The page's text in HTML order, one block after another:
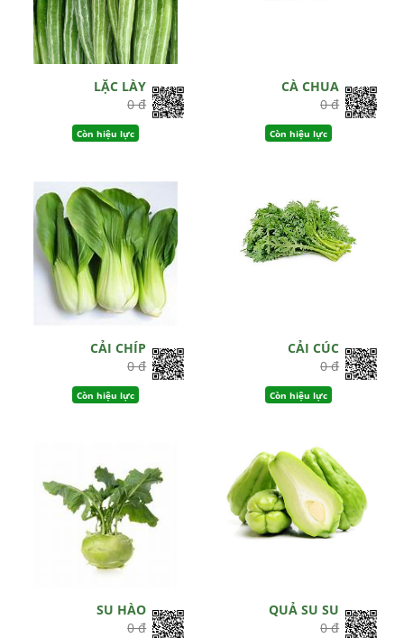
LẶC LÀY
0 đ
Còn hiệu lực
CÀ CHUA
0 đ
Còn hiệu lực
CẢI CHÍP
0 đ
Còn hiệu lực
CẢI CÚC
0 đ
Còn hiệu lực
SU HÀO
0 đ
QUẢ SU SU
0 đ